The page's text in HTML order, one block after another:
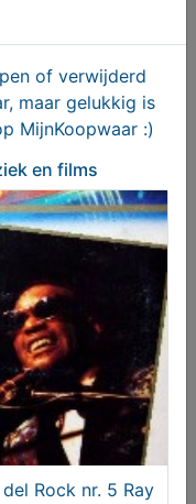
box)
of verwijderd
maar gelukkig is
MijnKoopwaar :)
en films
Rock nr. 5 Ray